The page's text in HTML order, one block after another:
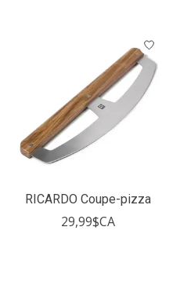
RICARDO Coupe-pizza
29,99$CA